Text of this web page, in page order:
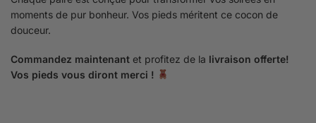
moments de pur bonheur. Vos pieds méritent ce cocon de
douceur.
Commandez maintenant et profitez de la livraison offerte!
Vos pieds vous diront merci !